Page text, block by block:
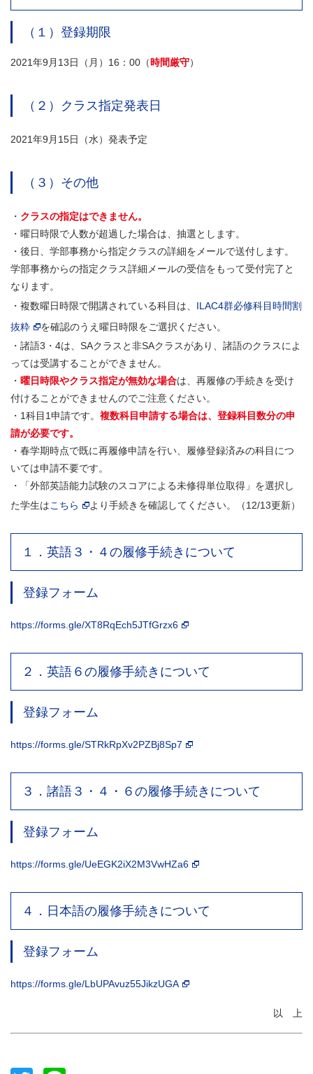
（１）登録期限
2021年9月13日（月）16：00（時間厳守）
（２）クラス指定発表日
2021年9月15日（水）発表予定
（３）その他
・ クラスの指定はできません。
・曜日時限で人数が超過した場合は、抽選とします。
・後日、学部事務から指定クラスの詳細をメールで送付します。
学部事務からの指定クラス詳細メールの受信をもって受付完了と
なります。
・複数曜日時限で開講されている科目は、 ILAC4群必修科目時間割
抜粋
を確認のうえ曜日時限をご選択ください。
・諸語3・4は、SAクラスと非SAクラスがあり、諸語のクラスによ
っては受講することができません。
・ 曜日時限やクラス指定が無効な場合は、再履修の手続きを受け
付けることができませんのでご注意ください。
・1科目1申請です。 複数科目申請する場合は、登録科目数分の申
請が必要です。
・春学期時点で既に再履修申請を行い、履修登録済みの科目につ
いては申請不要です。
・「外部英語能力試験のスコアによる未修得単位取得」を選択し
た学生はこちら より手続きを確認してください。（12/13更新）
１．英語３・４の履修手続きについて
登録フォーム
https://forms.gle/XT8RqEch5JTfGrzx6
２．英語６の履修手続きについて
登録フォーム
https://forms.gle/STRkRpXv2PZBj8Sp7
３．諸語３・４・６の履修手続きについて
登録フォーム
https://forms.gle/UeEGK2iX2M3VwHZa6
４．日本語の履修手続きについて
登録フォーム
https://forms.gle/LbUPAvuz55JikzUGA
以 上